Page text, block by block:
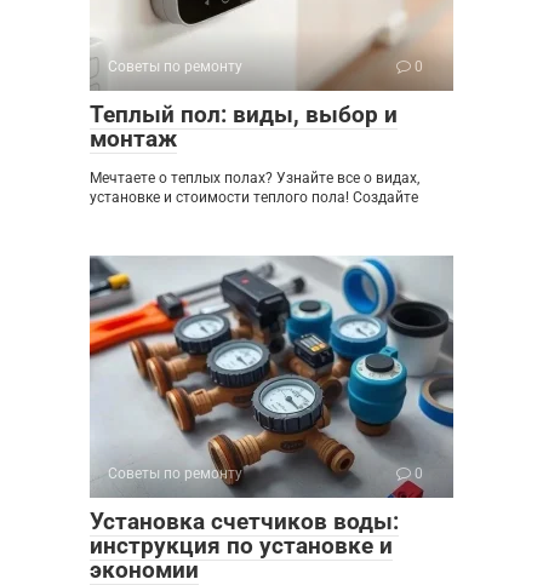
Советы по ремонту 0
Теплый пол: виды, выбор и
монтаж
Мечтаете о теплых полах? Узнайте все о видах,
установке и стоимости теплого пола! Создайте
Советы по ремонту 0
Установка счетчиков воды:
инструкция по установке и
экономии